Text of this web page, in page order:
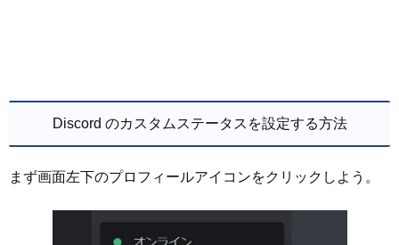
Discord のカスタムステータスを設定する方法
まず画面左下のプロフィールアイコンをクリックしよう。